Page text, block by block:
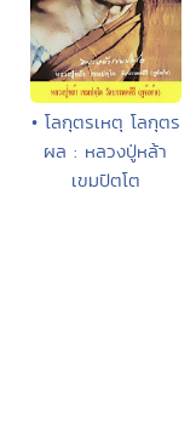
• โลกุตรเหตุ โลกุตร
ผล : หลวงปู่หล้า
เขมปัตโต